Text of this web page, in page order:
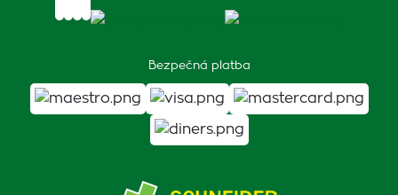
Bezpečná platba